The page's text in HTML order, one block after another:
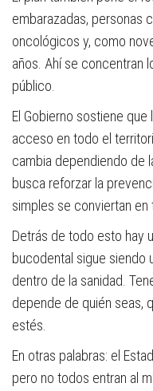
embarazadas, personas
oncológicos y, como
años. Ahí se concentran
público.
El Gobierno sostiene
acceso en todo el
cambia dependiendo de
busca reforzar la
simples se conviertan
Detrás de todo esto hay
bucodental sigue siendo
dentro de la sanidad.
depende de quién seas,
estés.
En otras palabras: el
pero no todos entran al